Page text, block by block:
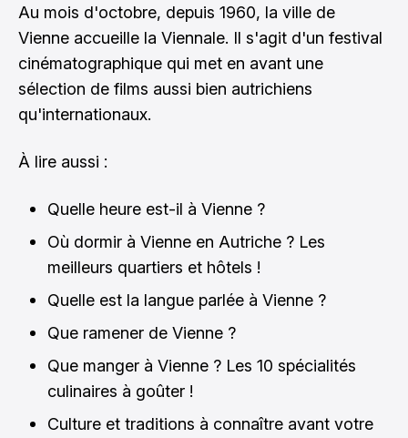
Au mois d'octobre, depuis 1960, la ville de
Vienne accueille la Viennale. Il s'agit d'un festival
cinématographique qui met en avant une
sélection de films aussi bien autrichiens
qu'internationaux.
À lire aussi :
Quelle heure est-il à Vienne ?
Où dormir à Vienne en Autriche ? Les
meilleurs quartiers et hôtels !
Quelle est la langue parlée à Vienne ?
Que ramener de Vienne ?
Que manger à Vienne ? Les 10 spécialités
culinaires à goûter !
Culture et traditions à connaître avant votre